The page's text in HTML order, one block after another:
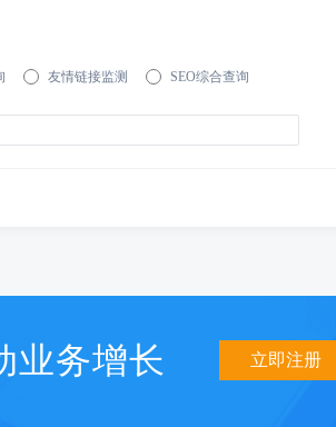
友情链接监测 SEO综合查询
业务增长 立即注册